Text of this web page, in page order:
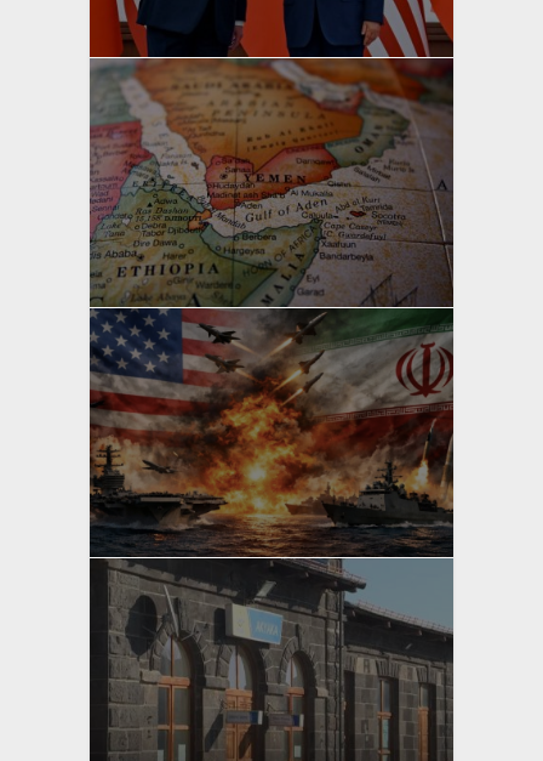
yazan
Bahri Ak
yazan
Bahri Ak
yazan
Bahri Ak